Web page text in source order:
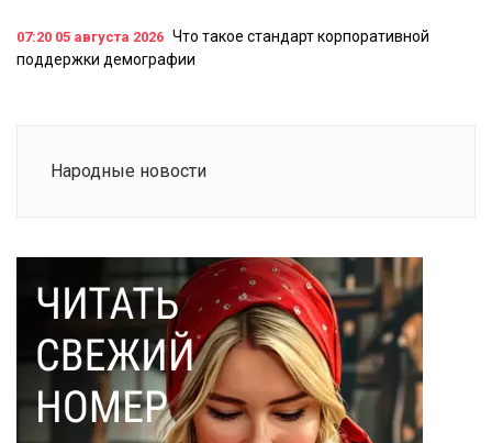
07:20 05 августа 2026 Что такое стандарт корпоративной
поддержки демографии
Народные новости